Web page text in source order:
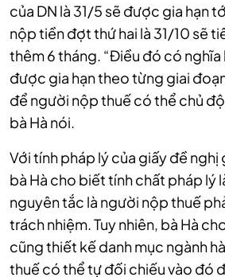
của DN là 31/5 sẽ được gia hạn
nộp tiền đợt thứ hai là 31/10 sẽ
thêm 6 tháng. “Điều đó có nghĩa
được gia hạn theo từng giai
để người nộp thuế có thể chủ
bà Hà nói.
Với tính pháp lý của giấy đề nghị
bà Hà cho biết tính chất pháp lý
nguyên tắc là người nộp thuế
trách nhiệm. Tuy nhiên, bà Hà
cũng thiết kế danh mục ngành
thuế có thể tự đối chiếu vào đó